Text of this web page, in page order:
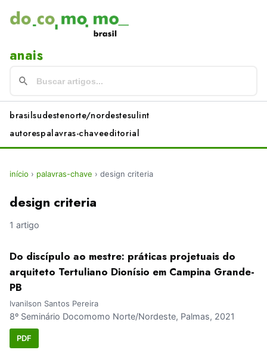
anais
brasilsudestenorte/nordestesulint
autorespalavras-chaveeditorial
início › palavras-chave › design criteria
design criteria
1 artigo
Do discípulo ao mestre: práticas projetuais do
arquiteto Tertuliano Dionísio em Campina Grande-
PB
Ivanilson Santos Pereira
8º Seminário Docomomo Norte/Nordeste, Palmas, 2021
PDF